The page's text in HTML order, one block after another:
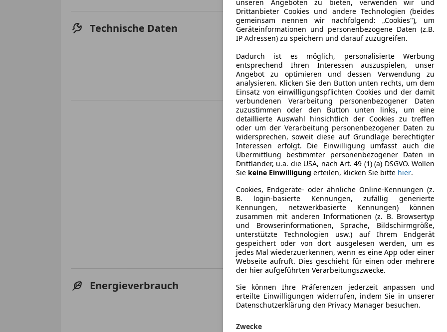
Technische Daten Leistung
70 kW (95
Getriebe
Hubraum
999 cm³
Leergewicht
1 201 kg
Energieverbrauch Kraftstoff
Benzin
Kraftstoffverbrauch
5,10
l/
CO₂-Emissionen
116 g/km
unseren Angeboten zu bieten, verwenden wir und
Drittanbieter Cookies und andere Technologien (beides
gemeinsam nennen wir nachfolgend: „Cookies"), um
Geräteinformationen und personenbezogene Daten (z.B.
IP Adressen) zu speichern und darauf zuzugreifen.
Dadurch ist es möglich, personalisierte Werbung
entsprechend Ihren Interessen auszuspielen, unser
Angebot zu optimieren und dessen Verwendung zu
analysieren. Klicken Sie den Button unten rechts, um dem
Einsatz von einwilligungspflichten Cookies und der damit
verbundenen Verarbeitung personenbezogener Daten
zuzustimmen oder den Button unten links, um eine
detaillierte Auswahl hinsichtlich der Cookies zu treffen
oder um der Verarbeitung personenbezogener Daten zu
widersprechen, soweit diese auf Grundlage berechtigter
Interessen erfolgt. Die Einwilligung umfasst auch die
Übermittlung bestimmter personenbezogener Daten in
Drittländer, u.a. die USA, nach Art. 49 (1) (a) DSGVO. Wollen
Sie keine Einwilligung erteilen, klicken Sie bitte hier.
Cookies, Endgeräte- oder ähnliche Online-Kennungen (z.
B. login-basierte Kennungen, zufällig generierte
Kennungen, netzwerkbasierte Kennungen) können
zusammen mit anderen Informationen (z. B. Browsertyp
und Browserinformationen, Sprache, Bildschirmgröße,
unterstützte Technologien usw.) auf Ihrem Endgerät
gespeichert oder von dort ausgelesen werden, um es
jedes Mal wiederzuerkennen, wenn es eine App oder einer
Webseite aufruft. Dies geschieht für einen oder mehrere
der hier aufgeführten Verarbeitungszwecke.
Sie können Ihre Präferenzen jederzeit anpassen und
erteilte Einwilligungen widerrufen, indem Sie in unserer
Datenschutzerklärung den Privacy Manager besuchen.
Zwecke